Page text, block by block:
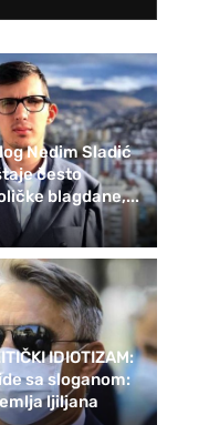
Nedim Sladić
često
blagdane,...
IDIOTIZAM:
sa sloganom:
ljiljana